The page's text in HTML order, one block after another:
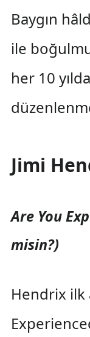
Baygın
ile
her 10
Jimi
Are You
misin?)
Hendrix ilk